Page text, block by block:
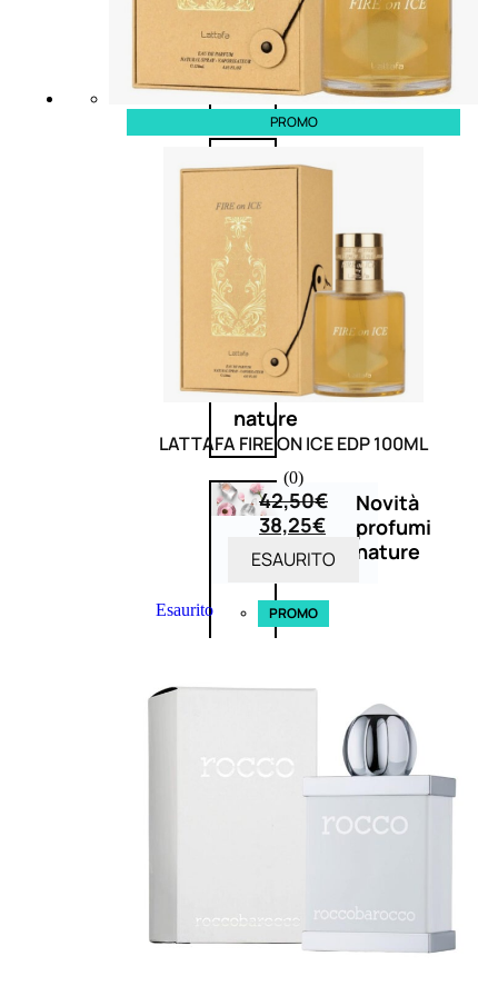
Corpo
Mani
Bagno
Detergenza
Trattamenti
viso
Maschere
nature
Novità
profumi
nature
Esaurito PROMO
Fragranze
EDT
FIORI
PROMO
LATTAFA FIRE ON ICE EDP 100ML
(0)
42,50€
38,25€
ESAURITO